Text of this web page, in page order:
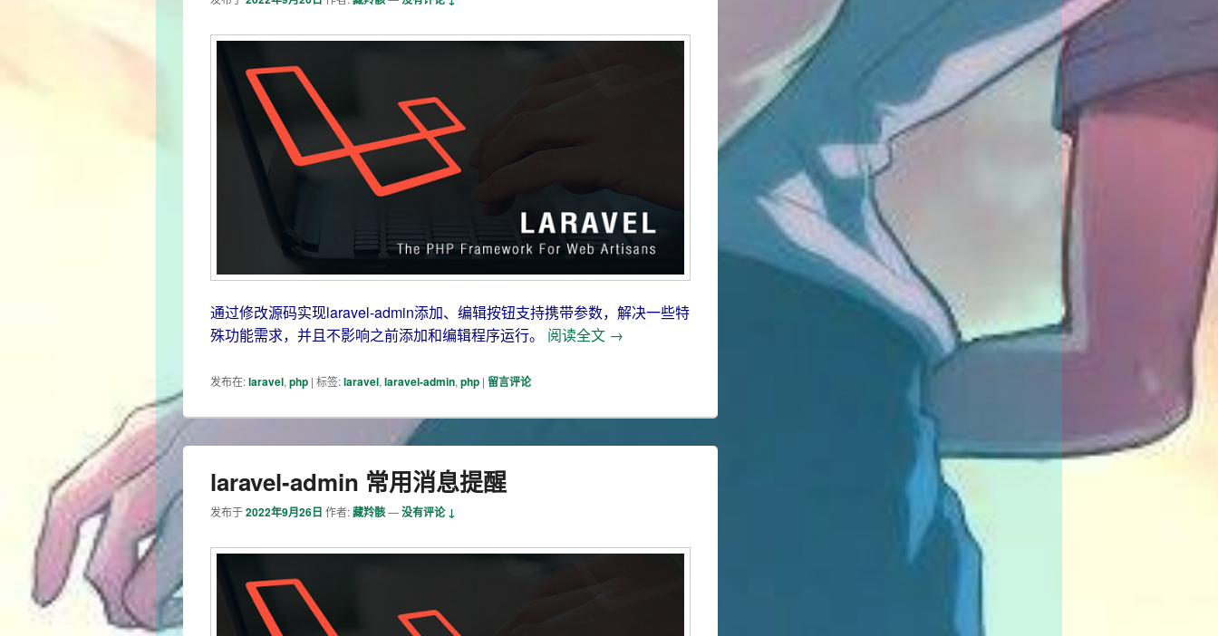
通过修改源码实现laravel-admin添加、编辑按钮支持携带参数，解决一些特
殊功能需求，并且不影响之前添加和编辑程序运行。 阅读全文 laravel-admin 添加、编辑按钮支持携带参数
→
发布在:laravel, php | 标签:laravel, laravel-admin, php | 留言评论
laravel-admin 常用消息提醒
发布于2022年9月26日 作者:藏羚骸—没有评论 ↓